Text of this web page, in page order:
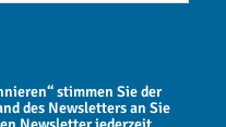
stimmen Sie der
des Newsletters an Sie